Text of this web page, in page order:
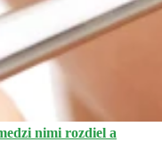
nimi rozdiel a